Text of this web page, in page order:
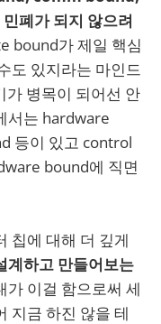
폐가 되지 않으려
bound가 제일 핵심
도 있지라는 마인드
병목이 되어선 안
서는 hardware
등이 있고 control
bound에 직면
칩에 대해 더 깊게
계하고 만들어보는
가 이걸 함으로써 세
지금 하진 않을 테